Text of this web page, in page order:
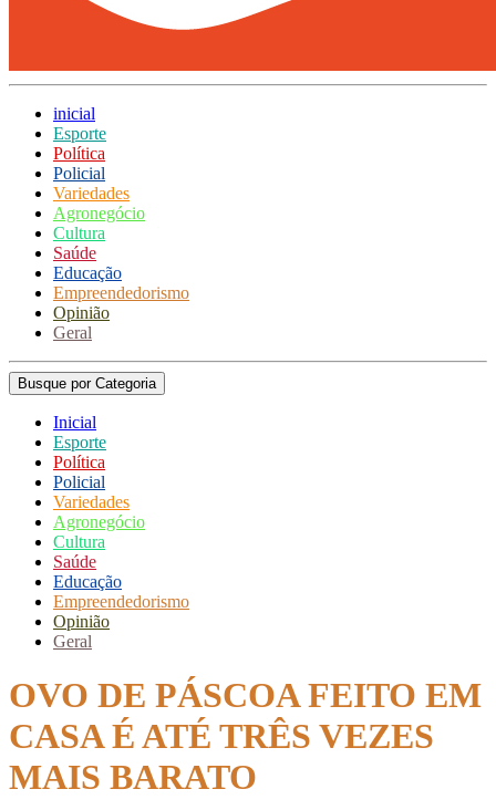
inicial
Esporte
Política
Policial
Variedades
Agronegócio
Cultura
Saúde
Educação
Empreendedorismo
Opinião
Geral
Busque por Categoria
Inicial
Esporte
Política
Policial
Variedades
Agronegócio
Cultura
Saúde
Educação
Empreendedorismo
Opinião
Geral
OVO DE PÁSCOA FEITO EM
CASA É ATÉ TRÊS VEZES
MAIS BARATO